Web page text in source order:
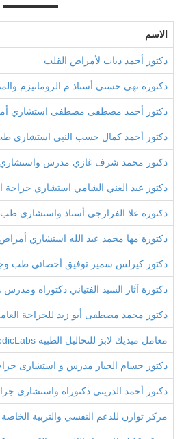
الاسم
دكتور أحمد دياب لأمراض القلب
دكتورة نهى حسني أستاذ م الروماتيزم
دكتور أحمد مصطفى مصطفى استشاري
دكتور أحمد كمال حسب النبي استشاري طب
دكتور محمد شرف غازي مدرس
دكتور عبد الغني الشامي استشاري جراحة
دكتورة علا الفرارجي أستاذ واستشاري طب
دكتورة مها محمد عبد الله استشاري أمراض
دكتور كيرلس سمير توفيق أخصائي طب
دكتورة آثار السيد الفتياني دكتوراه
دكتور محمد مصطفى أبو زيد للجراحة
معامل ميديك لابز للتحاليل الطبية MedicLabs ( المعادي )
دكتور حسام الجيار مدرس و استشارى
دكتور أحمد الدريني دكتوراه واستشاري
مركز توازن للدعم النفسي والتربية الخاصة